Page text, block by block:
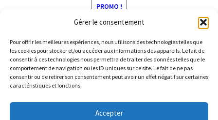
Gérer le consentement
Pour offrir les meilleures expériences, nous utilisons des technologies telles que
les cookies pour stocker et/ou accéder aux informations des appareils. Le fait de
consentir à ces technologies nous permettra de traiter des données telles que le
comportement de navigation ou les ID uniques sur ce site. Le fait de ne pas
consentir ou de retirer son consentement peut avoir un effet négatif sur certaines
caractéristiques et fonctions.
Accepter
PROMO !
370,00€Le
prix
initial
était :
370,00 €.
322,00€Le
prix
actuel
est :
322,00 €.
Ce
produit
a
plusieurs
© Barthelemy Ski 2025 -Conditions générales de vente et
Politique de Confidentialité